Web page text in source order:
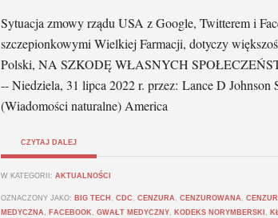
Sytuacja zmowy rządu USA z Google, Twitterem i
szczepionkowymi Wielkiej Farmacji, dotyczy
Polski, NA SZKODĘ WŁASNYCH
-- Niedziela, 31 lipca 2022 r. przez: Lance D
(Wiadomości naturalne) America
CZYTAJ DALEJ
W KATEGORII: AKTUALNOŚCI
OZNACZONY JAKO: BIG TECH , CDC , CENZURA , CENZUROWANA ,
MEDYCZNA , FACEBOOK , GWAŁT MEDYCZNY, KODEKS NORYMBERSKI ,